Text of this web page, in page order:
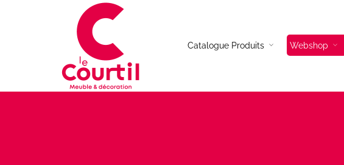
Catalogue Produits
Table de repas Canapés tissus
Webshop